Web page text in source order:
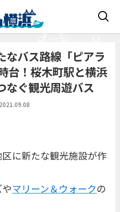
なバス路線「ピアラ
台！桜木町駅と横浜
なぐ観光周遊バス
2021.09.08
に新たな観光施設が作
マリーン＆ウォークの